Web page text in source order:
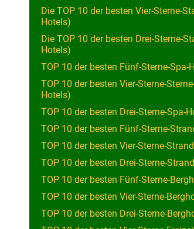
Die TOP 10 der besten Vier-Sterne-
Hotels)
Die TOP 10 der besten Drei-Sterne-
Hotels)
TOP 10 der besten Fünf-Sterne-
TOP 10 der besten Vier-Sterne-
Hotels)
TOP 10 der besten Drei-Sterne-
TOP 10 der besten Fünf-Sterne-
TOP 10 der besten Vier-Sterne-
TOP 10 der besten Drei-Sterne-
TOP 10 der besten Fünf-Sterne-
TOP 10 der besten Vier-Sterne-
TOP 10 der besten Drei-Sterne-